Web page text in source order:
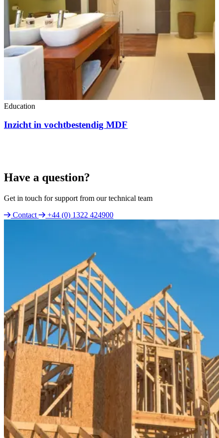
Education
Inzicht in vochtbestendig MDF
Have a question?
Get in touch for support from our technical team
Contact
+44 (0) 1322 424900